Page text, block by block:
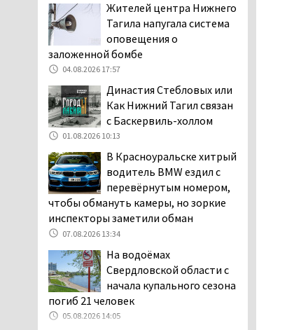
дорогу домой
06.08.2026 16:28
Прокуратура
Дзержинского района
возбудила административное дело в
отношении «Водоканала-НТ» из-за
отсутствия холодной воды
06.08.2026 15:42
Двое детей пострадали
при сходе трамвая с
рельсов в Нижнем Тагиле
06.08.2026 14:25
Правительство РФ
и продажу бензина класса
«Евро-2», в котором содержание
серы в 10 раз выше, чем в топливе
«Евро-5». Это опасно для здоровья и
повышает износ автомобиля
Жителей центра Нижнего
Тагила напугала система
оповещения о
заложенной бомбе
04.08.2026 17:57
Династия Стебловых или
Как Нижний Тагил связан
с Баскервиль-холлом
01.08.2026 10:13
В Красноуральске хитрый
водитель BMW ездил с
перевёрнутым номером,
чтобы обмануть камеры, но зоркие
инспекторы заметили обман
07.08.2026 13:34
На водоёмах
Свердловской области с
начала купального сезона
погиб 21 человек
05.08.2026 14:05